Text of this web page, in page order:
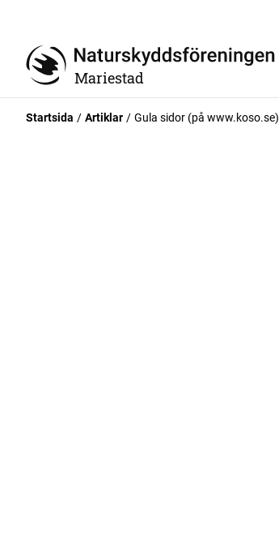
Mariestad
Startsida Artiklar Gula sidor (på www.koso.se)